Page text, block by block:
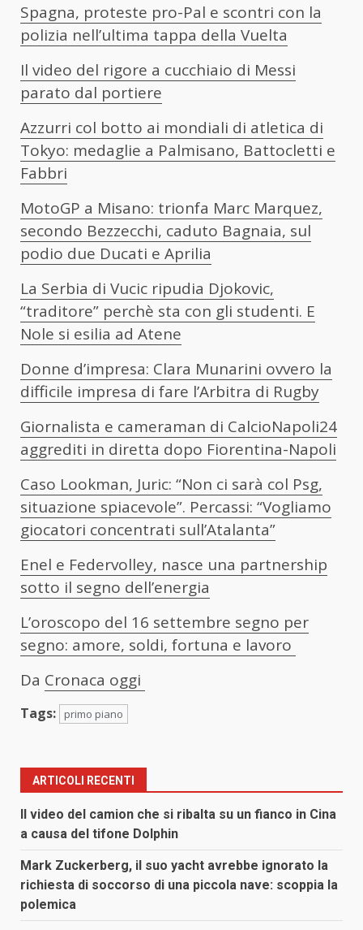
Spagna, proteste pro-Pal e scontri con la
polizia nell’ultima tappa della Vuelta
Il video del rigore a cucchiaio di Messi
parato dal portiere
Azzurri col botto ai mondiali di atletica di
Tokyo: medaglie a Palmisano, Battocletti e
Fabbri
MotoGP a Misano: trionfa Marc Marquez,
secondo Bezzecchi, caduto Bagnaia, sul
podio due Ducati e Aprilia
La Serbia di Vucic ripudia Djokovic,
“traditore” perchè sta con gli studenti. E
Nole si esilia ad Atene
Donne d’impresa: Clara Munarini ovvero la
difficile impresa di fare l’Arbitra di Rugby
Giornalista e cameraman di CalcioNapoli24
aggrediti in diretta dopo Fiorentina-Napoli
Caso Lookman, Juric: “Non ci sarà col Psg,
situazione spiacevole”. Percassi: “Vogliamo
giocatori concentrati sull’Atalanta”
Enel e Federvolley, nasce una partnership
sotto il segno dell’energia
L’oroscopo del 16 settembre segno per
segno: amore, soldi, fortuna e lavoro
Da Cronaca oggi
Tags: primo piano
ARTICOLI RECENTI
Il video del camion che si ribalta su un fianco in Cina
a causa del tifone Dolphin
Mark Zuckerberg, il suo yacht avrebbe ignorato la
richiesta di soccorso di una piccola nave: scoppia la
polemica